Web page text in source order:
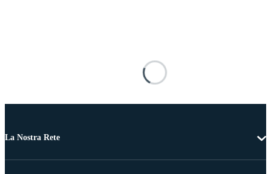
La Nostra Rete